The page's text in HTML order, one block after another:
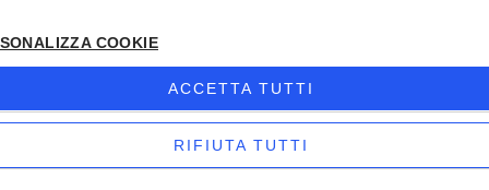
COOKIE
ACCETTA TUTTI
RIFIUTA TUTTI